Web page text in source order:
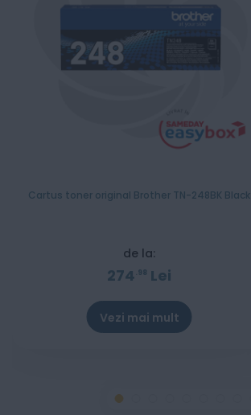
Cartus toner original Brother TN-248BK Black
de la:
274 98 Lei
Vezi mai mult